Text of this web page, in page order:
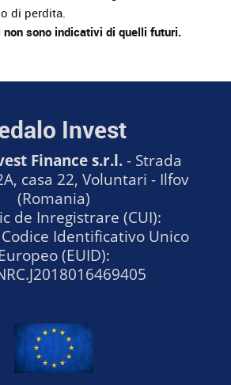
di perdita.
sono indicativi di quelli futuri.
Invest
Finance s.r.l.- Strada
casa 22, Voluntari - Ilfov
(Romania)
de Inregistrare (CUI):
Identificativo Unico
(EUID):